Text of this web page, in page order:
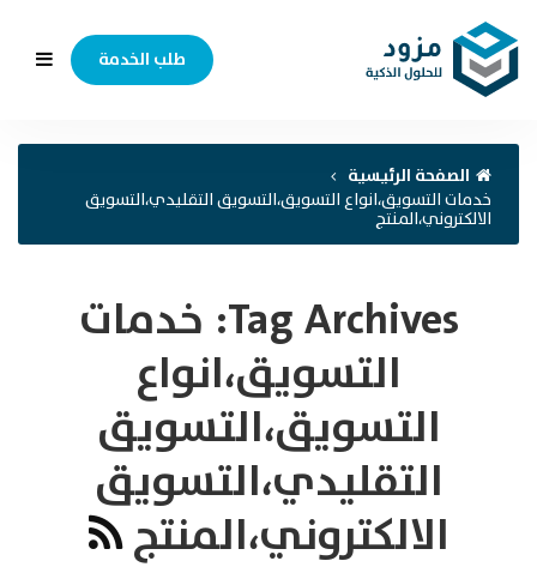
طلب الخدمة
الصفحة الرئيسية
خدمات التسويق،انواع التسويق،التسويق التقليدي،التسويق
الالكتروني،المنتج
Tag Archives: خدمات
التسويق،انواع
التسويق،التسويق
التقليدي،التسويق
الالكتروني،المنتج